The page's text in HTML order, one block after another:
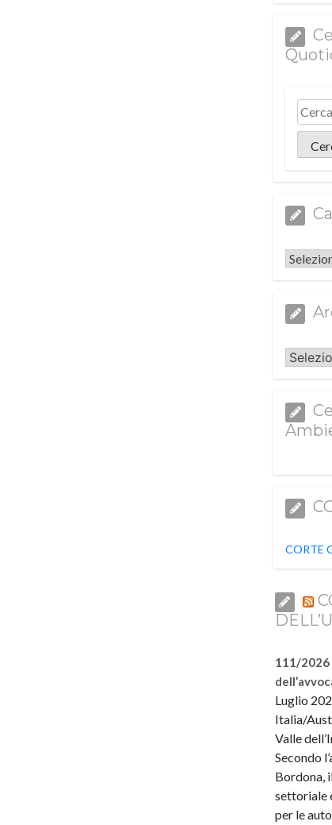
Archivi
CORTE
111/2026
Luglio
Italia/
Valle
Secondo
Bordona,
settoriale
per le